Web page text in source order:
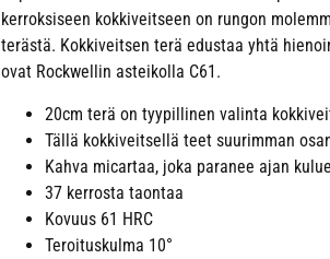
kerroksiseen kokkiveitseen on rungon
terästä. Kokkiveitsen terä edustaa yhtä
ovat Rockwellin asteikolla C61.
20cm terä on tyypillinen valinta
Tällä kokkiveitsellä teet suurimman
Kahva micartaa, joka paranee ajan
37 kerrosta taontaa
Kovuus 61 HRC
Teroituskulma 10°